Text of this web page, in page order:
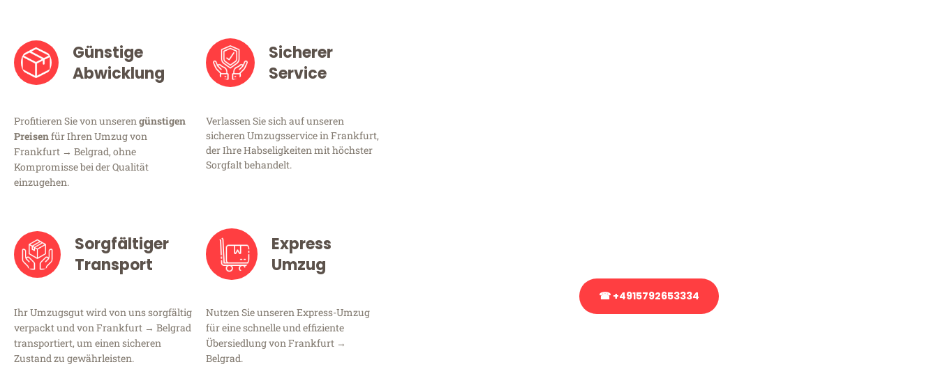
Günstige
Abwicklung
Profitieren Sie von unserengünstigen
Preisenfür Ihren Umzug von
Frankfurt → Belgrad, ohne
Kompromisse bei der Qualität
einzugehen.
Sicherer
Service
Verlassen Sie sich auf unseren
sicheren Umzugsservice in Frankfurt,
der Ihre Habseligkeiten mit höchster
Sorgfalt behandelt.
Sorgfältiger
Transport
Ihr Umzugsgut wird von uns sorgfältig
verpackt und von Frankfurt → Belgrad
transportiert, um einen sicheren
Zustand zu gewährleisten.
Express
Umzug
Nutzen Sie unseren Express-Umzug
für eine schnelle und effiziente
Übersiedlung von Frankfurt →
Belgrad.
☎ +4915792653334